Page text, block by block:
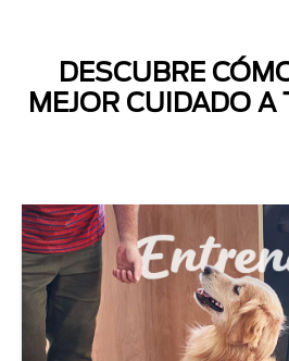
DESCUBRE
MEJOR CUIDADO A